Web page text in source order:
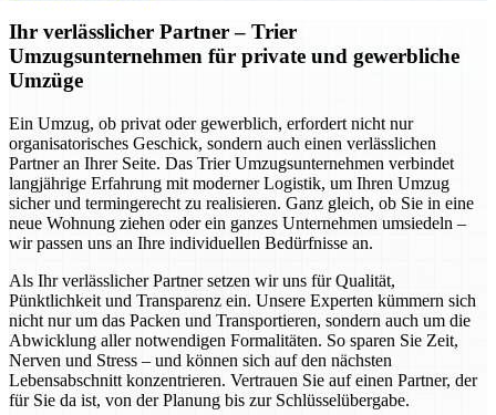
Ihr verlässlicher Partner – Trier
Umzugsunternehmen für private und gewerbliche
Umzüge
Ein Umzug, ob privat oder gewerblich, erfordert nicht nur
organisatorisches Geschick, sondern auch einen verlässlichen
Partner an Ihrer Seite. Das Trier Umzugsunternehmen verbindet
langjährige Erfahrung mit moderner Logistik, um Ihren Umzug
sicher und termingerecht zu realisieren. Ganz gleich, ob Sie in eine
neue Wohnung ziehen oder ein ganzes Unternehmen umsiedeln –
wir passen uns an Ihre individuellen Bedürfnisse an.
Als Ihr verlässlicher Partner setzen wir uns für Qualität,
Pünktlichkeit und Transparenz ein. Unsere Experten kümmern sich
nicht nur um das Packen und Transportieren, sondern auch um die
Abwicklung aller notwendigen Formalitäten. So sparen Sie Zeit,
Nerven und Stress – und können sich auf den nächsten
Lebensabschnitt konzentrieren. Vertrauen Sie auf einen Partner, der
für Sie da ist, von der Planung bis zur Schlüsselübergabe.